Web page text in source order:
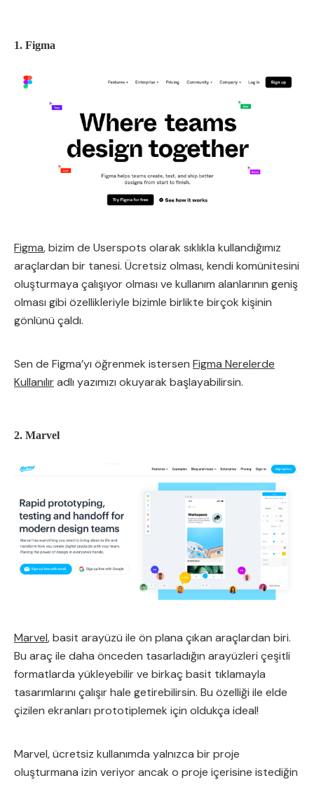
1. Figma
Figma, bizim de Userspots olarak sıklıkla kullandığımız
araçlardan bir tanesi. Ücretsiz olması, kendi komünitesini
oluşturmaya çalışıyor olması ve kullanım alanlarının geniş
olması gibi özellikleriyle bizimle birlikte birçok kişinin
gönlünü çaldı.
Sen de Figma’yı öğrenmek istersen Figma Nerelerde
Kullanılıradlı yazımızı okuyarak başlayabilirsin.
2. Marvel
Marvel, basit arayüzü ile ön plana çıkan araçlardan biri.
Bu araç ile daha önceden tasarladığın arayüzleri çeşitli
formatlarda yükleyebilir ve birkaç basit tıklamayla
tasarımlarını çalışır hale getirebilirsin. Bu özelliği ile elde
çizilen ekranları prototiplemek için oldukça ideal!
Marvel, ücretsiz kullanımda yalnızca bir proje
oluşturmana izin veriyor ancak o proje içerisine istediğin